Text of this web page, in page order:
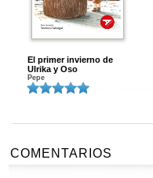
El primer invierno de
Ulrika y Oso
Pepe
COMENTARIOS